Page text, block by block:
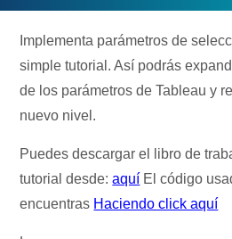
Implementa parámetros de
simple tutorial. Así podrás
de los parámetros de Tableau y
nuevo nivel.
Puedes descargar el libro de
tutorial desde:aquí El código
encuentras Haciendo click aquí